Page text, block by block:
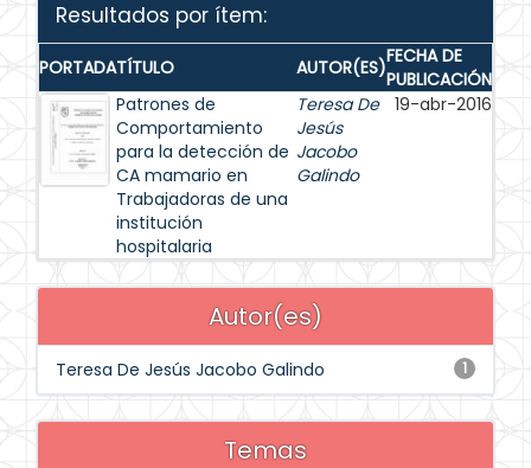
Resultados por ítem:
PORTADATÍTULO AUTOR(ES)FECHA DE
PUBLICACIÓN
Patrones de
Comportamiento
para la detección de
CA mamario en
Trabajadoras de una
institución
hospitalaria
Teresa De
Jesús
Jacobo
Galindo
19-abr-2016
Autor(es)
1
Teresa De Jesús Jacobo Galindo
Temas